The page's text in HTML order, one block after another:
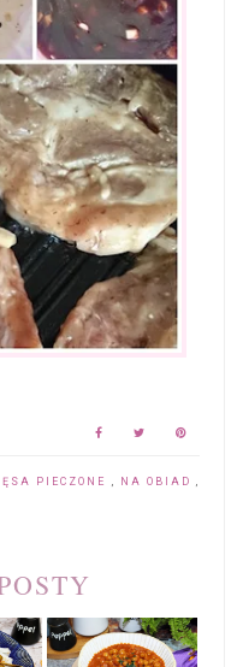
PIECZONE , NA OBIAD,